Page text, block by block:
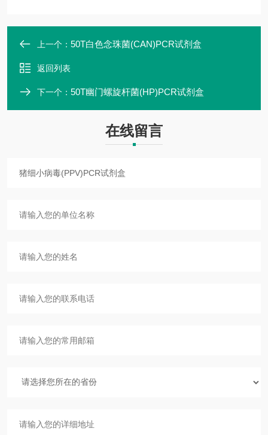
上一个： 50T白色念珠菌(CAN)PCR试剂盒
返回列表
下一个： 50T幽门螺旋杆菌(HP)PCR试剂盒
在线留言